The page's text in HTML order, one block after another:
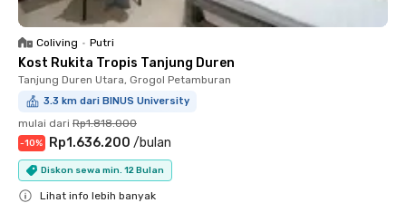
Coliving • Putri
Kost Rukita Tropis Tanjung Duren
Tanjung Duren Utara, Grogol Petamburan
3.3 km dari BINUS University
mulai dari Rp1.818.000
-10% Rp1.636.200 /bulan
Diskon sewa min. 12 Bulan
Lihat info lebih banyak